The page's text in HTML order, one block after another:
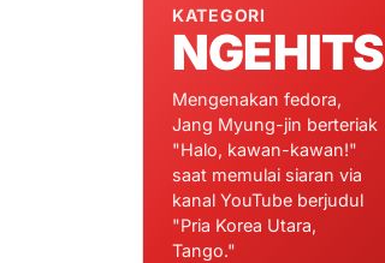
KATEGORI
NGEHITS
Mengenakan fedora,
Jang Myung-jin berteriak
"Halo, kawan-kawan!"
saat memulai siaran via
kanal YouTube berjudul
"Pria Korea Utara,
Tango."